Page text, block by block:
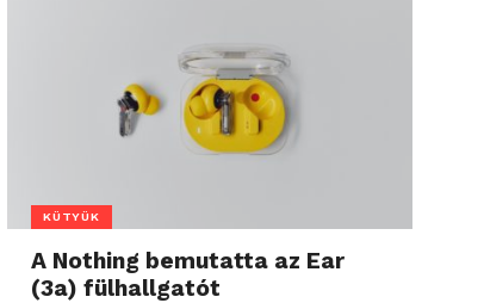
KÜTYÜK
A Nothing bemutatta az Ear
(3a) fülhallgatót